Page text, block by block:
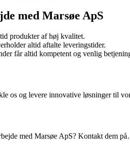
med Marsøe ApS
produkter af høj kvalitet.
altid aftalte leveringstider.
får altid kompetent og venlig
os og levere innovative løsninger til
med Marsøe ApS? Kontakt dem